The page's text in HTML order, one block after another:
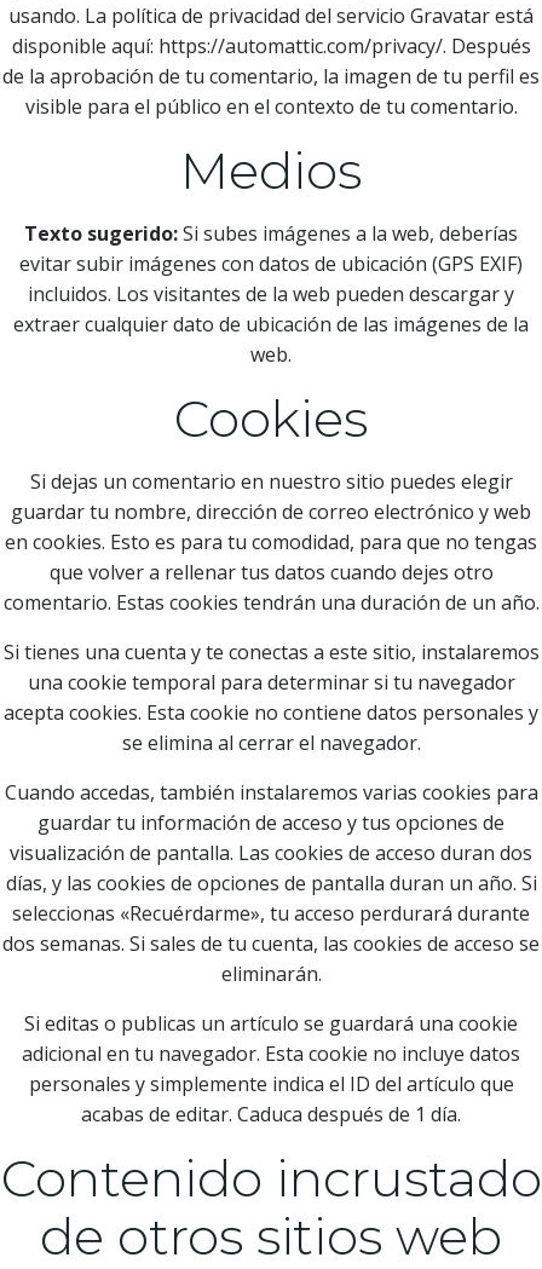
usando. La política de privacidad del servicio Gravatar está
disponible aquí: https://automattic.com/privacy/. Después
de la aprobación de tu comentario, la imagen de tu perfil es
visible para el público en el contexto de tu comentario.
Medios
Texto sugerido:Si subes imágenes a la web, deberías
evitar subir imágenes con datos de ubicación (GPS EXIF)
incluidos. Los visitantes de la web pueden descargar y
extraer cualquier dato de ubicación de las imágenes de la
web.
Cookies
Si dejas un comentario en nuestro sitio puedes elegir
guardar tu nombre, dirección de correo electrónico y web
en cookies. Esto es para tu comodidad, para que no tengas
que volver a rellenar tus datos cuando dejes otro
comentario. Estas cookies tendrán una duración de un año.
Si tienes una cuenta y te conectas a este sitio, instalaremos
una cookie temporal para determinar si tu navegador
acepta cookies. Esta cookie no contiene datos personales y
se elimina al cerrar el navegador.
Cuando accedas, también instalaremos varias cookies para
guardar tu información de acceso y tus opciones de
visualización de pantalla. Las cookies de acceso duran dos
días, y las cookies de opciones de pantalla duran un año. Si
seleccionas «Recuérdarme», tu acceso perdurará durante
dos semanas. Si sales de tu cuenta, las cookies de acceso se
eliminarán.
Si editas o publicas un artículo se guardará una cookie
adicional en tu navegador. Esta cookie no incluye datos
personales y simplemente indica el ID del artículo que
acabas de editar. Caduca después de 1 día.
Contenido incrustado
de otros sitios web